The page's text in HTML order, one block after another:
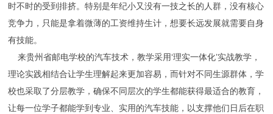
时不时的受到排挤。特别是年纪小又没有一技之长的人群，没有核心
竞争力，只能是拿着微薄的工资维持生计，想要长远发展就需要自身
有技能。
来贵州省邮电学校的汽车技术，教学采用‘理实一体化’实战教学，
理论实践相结合让学生理解起来更加容易，而针对不同生源群体，学
校也采取了分层教学，确保不同层次的学生都能获得最适合的教育，
让每一位学子都能学到专业、实用的汽车技能，以支撑他们日后在职